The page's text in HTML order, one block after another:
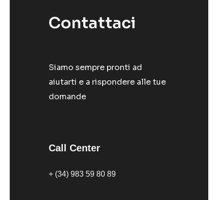
Contattaci
Siamo sempre pronti ad
aiutarti e a rispondere alle tue
domande
Call Center
+ (34) 983 59 80 89